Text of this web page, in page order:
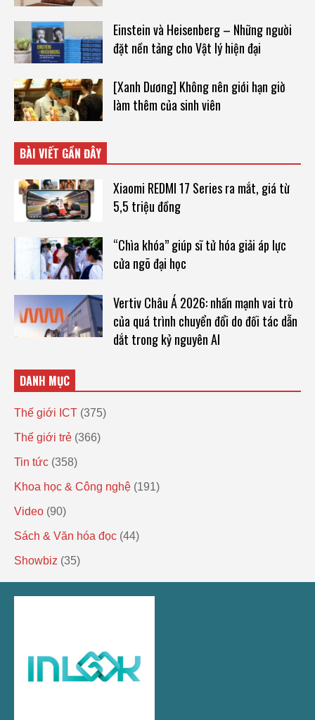
Einstein và Heisenberg – Những người
đặt nền tảng cho Vật lý hiện đại
[Xanh Dương] Không nên giới hạn giờ
làm thêm của sinh viên
BÀI VIẾT GẦN ĐÂY
Xiaomi REDMI 17 Series ra mắt, giá từ
5,5 triệu đồng
“Chìa khóa” giúp sĩ tử hóa giải áp lực
cửa ngõ đại học
Vertiv Châu Á 2026: nhấn mạnh vai trò
của quá trình chuyển đổi do đối tác dẫn
dắt trong kỷ nguyên AI
DANH MỤC
Thế giới ICT (375)
Thế giới trẻ (366)
Tin tức (358)
Khoa học & Công nghệ (191)
Video (90)
Sách & Văn hóa đọc (44)
Showbiz (35)